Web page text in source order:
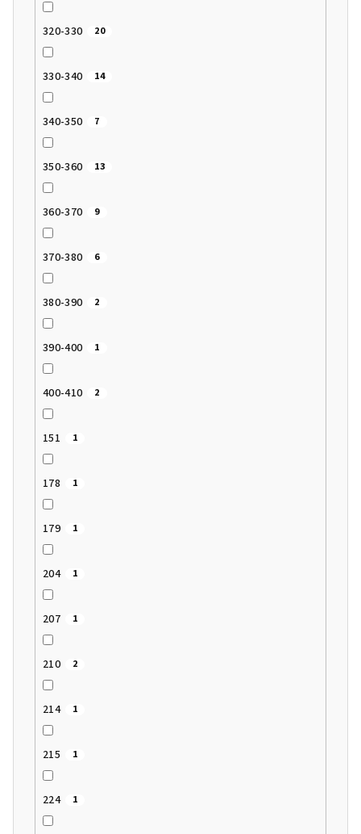
320-330 20
330-340 14
340-350 7
350-360 13
360-370 9
370-380 6
380-390 2
390-400 1
400-410 2
151 1
178 1
179 1
204 1
207 1
210 2
214 1
215 1
224 1